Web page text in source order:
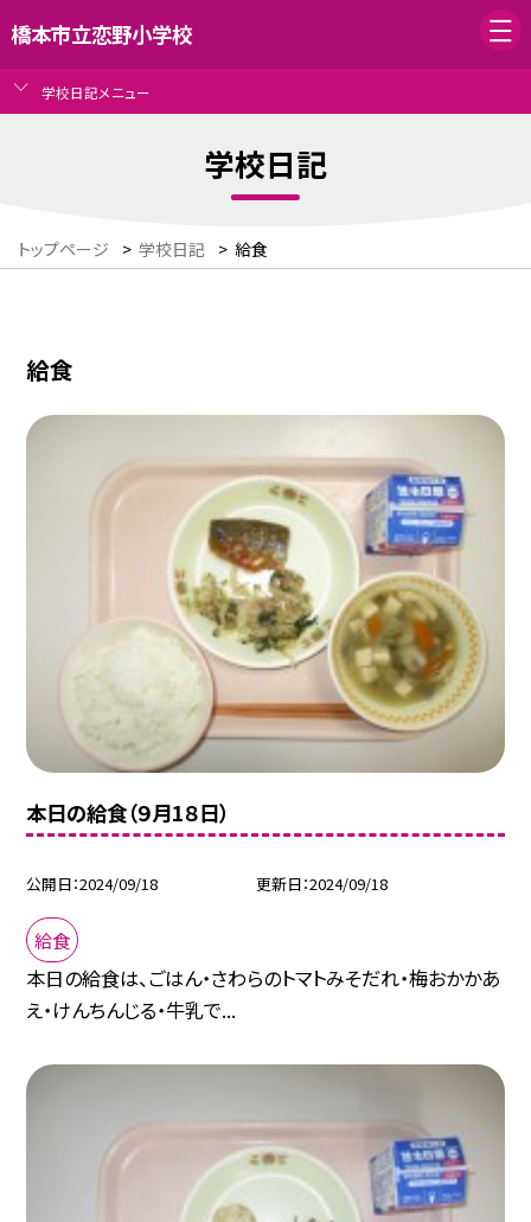
橋本市立恋野小学校
学校日記メニュー
学校日記
トップページ > 学校日記 > 給食
給食
本日の給食（９月1８日）
公開日 2024/09/18 更新日 2024/09/18
給食
本日の給食は、ごはん・さわらのトマトみそだれ・梅おかかあ
え・けんちんじる・牛乳で...